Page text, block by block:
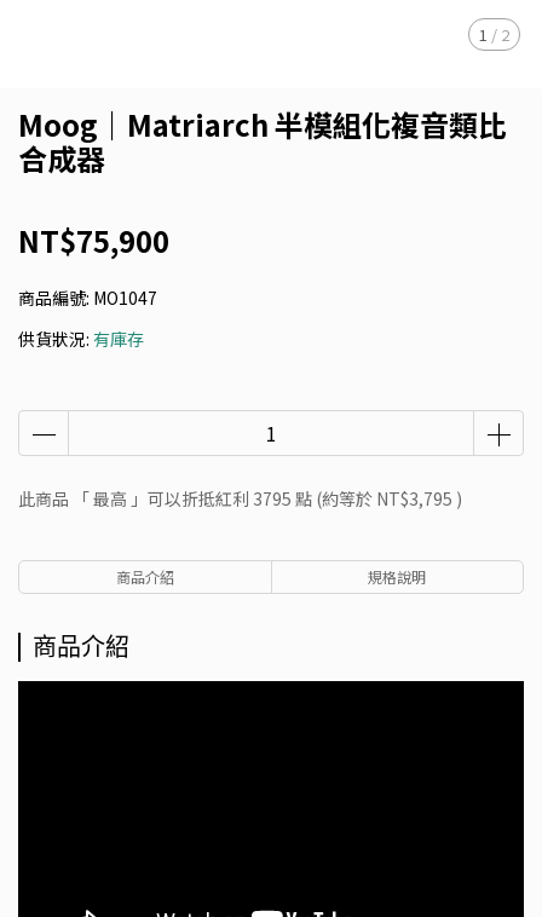
1 / 2
Moog｜Matriarch 半模組化複音類比
合成器
NT$75,900
商品編號: MO1047
供貨狀況: 有庫存
此商品 「 最高 」可以折抵紅利 3795 點 (約等於 NT$3,795 )
商品介紹 規格說明
商品介紹